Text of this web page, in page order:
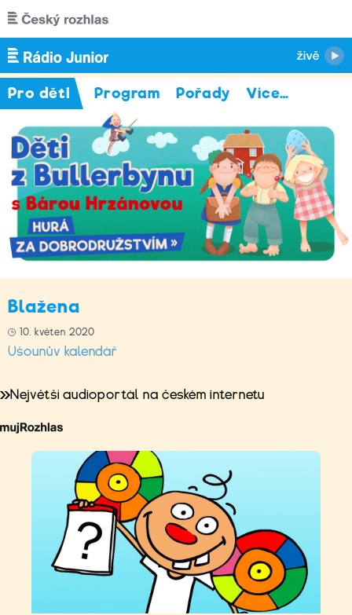
Přejít k hlavnímu obsahu
Pro děti Program Pořady Více…
Blažena
10. květen 2020
Ušounův kalendář
Největší audioportál na českém internetu